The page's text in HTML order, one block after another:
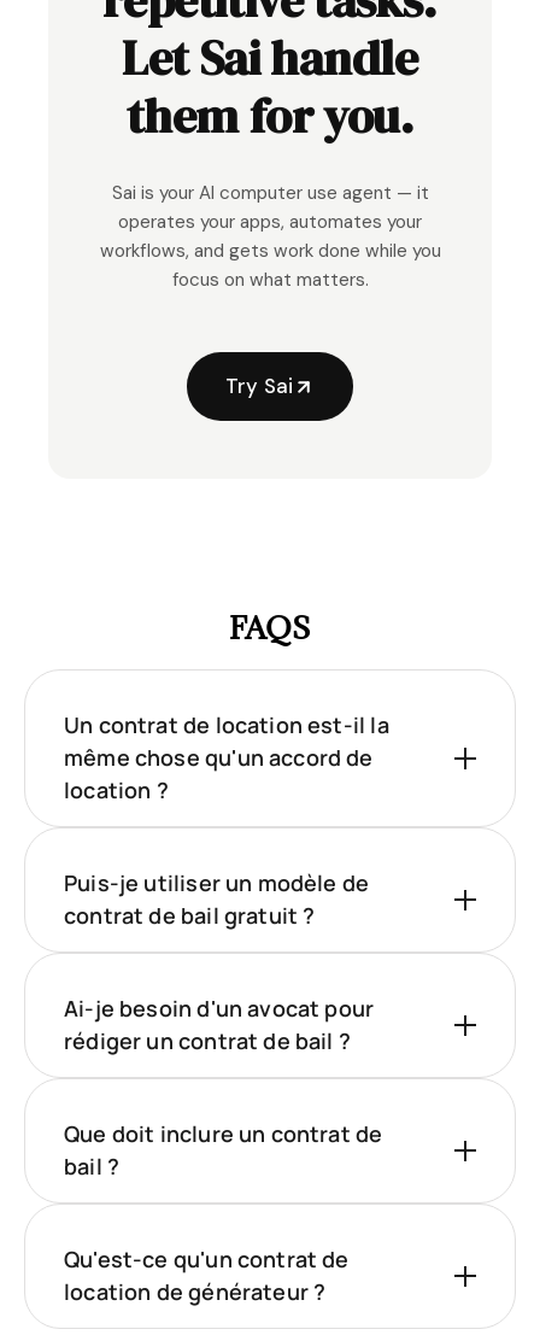
Let Sai handle
them for you.
Sai is your AI computer use agent — it
operates your apps, automates your
workflows, and gets work done while you
focus on what matters.
Try Sai
FAQS
Un contrat de location est-il la
même chose qu'un accord de
location ?
Puis-je utiliser un modèle de
contrat de bail gratuit ?
Ai-je besoin d'un avocat pour
rédiger un contrat de bail ?
Que doit inclure un contrat de
bail ?
Qu'est-ce qu'un contrat de
location de générateur ?